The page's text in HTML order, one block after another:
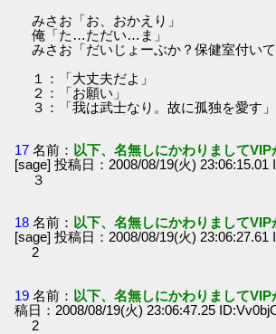
みさお「お、おかえり」
俺「た…ただい…ま」
みさお「だいじょーぶか？保健室付いて
１：「大丈夫だよ」
２：「お願い」
３：「我は武士なり。故に孤独を愛す」
17 名前： 以下、名無しにかわりまして
[sage] 投稿日：2008/08/19(火) 23:06:15.01
３
18 名前： 以下、名無しにかわりまして
[sage] 投稿日：2008/08/19(火) 23:06:27.61
2
19 名前： 以下、名無しにかわりまして
稿日：2008/08/19(火) 23:06:47.25
2